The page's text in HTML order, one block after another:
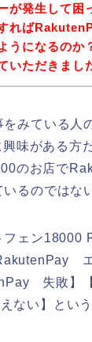
が発生して困
れば
うになるのか
いただきまし
みている人
味がある方
のお店で
るのではな
フェン18000
失敗】
ない】とい